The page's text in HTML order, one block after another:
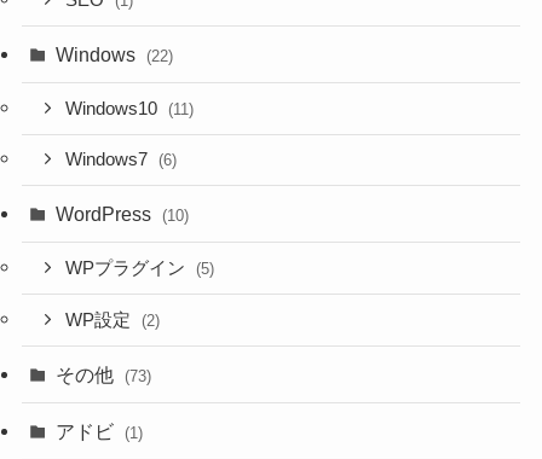
Windows (22)
Windows10 (11)
Windows7 (6)
WordPress (10)
WPプラグイン (5)
WP設定 (2)
その他 (73)
アドビ (1)